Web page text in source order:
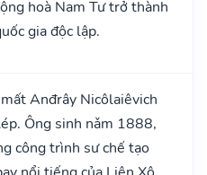
hoà Nam Tư trở thành
gia độc lập.
Anđrây Nicôlaiêvich
Ông sinh nǎm 1888,
công trình sư chế tạo